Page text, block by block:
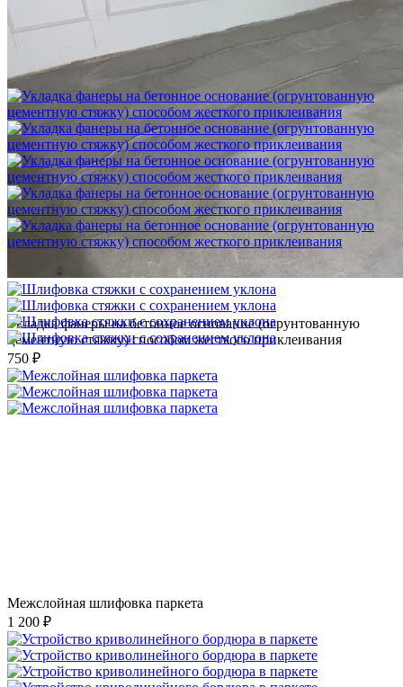
Шлифовка стяжки с сохранением уклона
1 500 ₽
Укладка фанеры на бетонное основание (огрунтованную
цементную стяжку) способом жесткого приклеивания
750 ₽
Межслойная шлифовка паркета
1 200 ₽